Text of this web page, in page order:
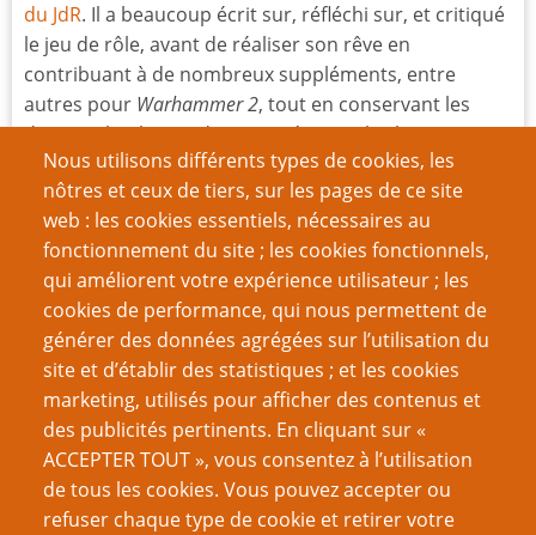
Nous utilisons différents types de cookies, les
nôtres et ceux de tiers, sur les pages de ce site
web : les cookies essentiels, nécessaires au
fonctionnement du site ; les cookies fonctionnels,
qui améliorent votre expérience utilisateur ; les
cookies de performance, qui nous permettent de
générer des données agrégées sur l’utilisation du
site et d’établir des statistiques ; et les cookies
marketing, utilisés pour afficher des contenus et
des publicités pertinents. En cliquant sur «
ACCEPTER TOUT », vous consentez à l’utilisation
de tous les cookies. Vous pouvez accepter ou
refuser chaque type de cookie et retirer votre
du JdR. Il a beaucoup écrit sur, réfléchi sur, et critiqué
le jeu de rôle, avant de réaliser son rêve en
contribuant à de nombreux suppléments, entre
autres pour Warhammer 2, tout en conservant les
derniers lambeaux de sa santé mentale. Il pensait que
Paranoïaest le meilleur JdR de l’univers.
Nous traduisons aussi ses posts deblogssuccessifs :
d-fuses, d-fusion, d-constructions et ceux du
MESSAGE, le mouvement qui lutte contre la misogynie
dans les milieux ludiques.
Nom d'utilisateur
Mot de passe